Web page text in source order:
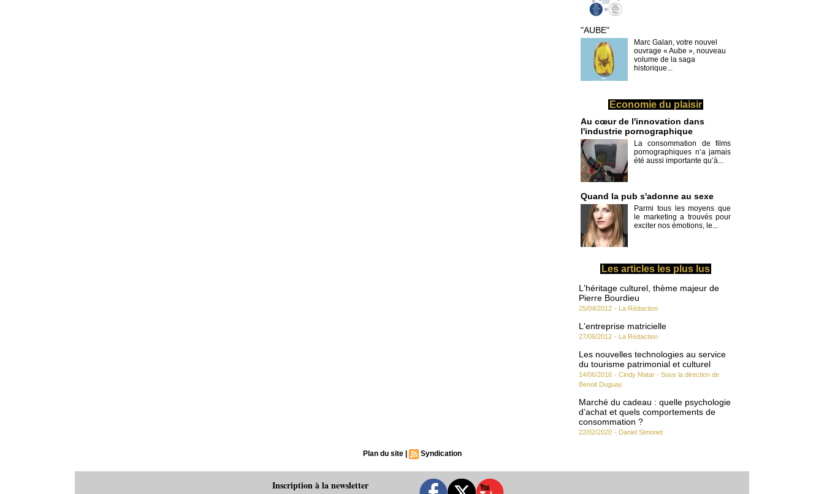
"AUBE"
Marc Galan, votre nouvel
ouvrage « Aube », nouveau
volume de la saga
historique...
Economie du plaisir
Au cœur de l'innovation dans
l'industrie pornographique
La consommation de films
pornographiques n’a jamais
été aussi importante qu’à...
Quand la pub s'adonne au sexe
Parmi tous les moyens que
le marketing a trouvés pour
exciter nos émotions, le...
Les articles les plus lus
L'héritage culturel, thème majeur de
Pierre Bourdieu
25/04/2012 - La Rédaction
L'entreprise matricielle
27/06/2012 - La Rédaction
Les nouvelles technologies au service
du tourisme patrimonial et culturel
14/06/2016 - Cindy Matar - Sous la direction de
Benoit Duguay
Marché du cadeau : quelle psychologie
d’achat et quels comportements de
consommation ?
22/02/2020 - Daniel Simonet
Plan du site Syndication
Inscription à la newsletter